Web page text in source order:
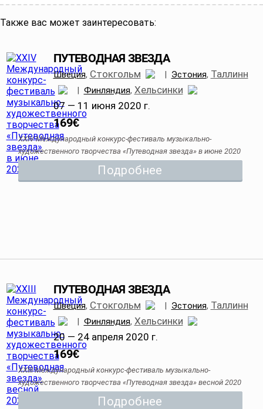
Также вас может заинтересовать:
ПУТЕВОДНАЯ ЗВЕЗДА
Швеция, Стокгольм | Эстония, Таллинн
| Финляндия, Хельсинки
07 — 11 июня 2020 г.
169€
XXIV Международный конкурс-фестиваль музыкально-
художественного творчества «Путеводная звезда» в июне 2020
Подробнее
ПУТЕВОДНАЯ ЗВЕЗДА
Швеция, Стокгольм | Эстония, Таллинн
| Финляндия, Хельсинки
20 — 24 апреля 2020 г.
169€
XXIII Международный конкурс-фестиваль музыкально-
художественного творчества «Путеводная звезда» весной 2020
Подробнее